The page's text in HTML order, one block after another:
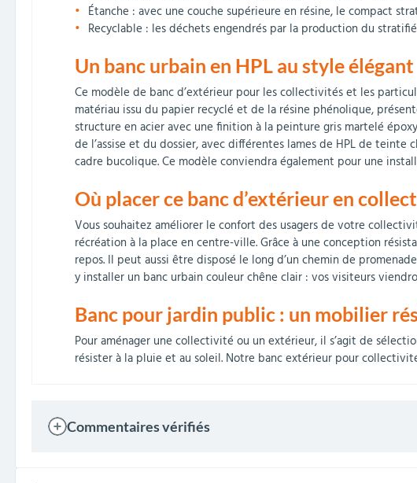
Étanche : avec une couche supérieure en résine, le compact
Recyclable : les déchets engendrés par la production du
Un banc urbain en HPL au style élégant
Ce modèle de banc d’extérieur pour les collectivités et les
matériau issu du papier recyclé et de la résine phénolique,
structure en acier avec une finition à la peinture gris martelé
de l’assise et du dossier, avec différentes lames de HPL de
cadre bucolique. Ce modèle conviendra également pour une
Où placer ce banc d’extérieur en
Vous souhaitez améliorer le confort des usagers de votre
récréation à la place en centre-ville. Grâce à une conception
repos. Il peut aussi être disposé le long d’un chemin de
y installer un banc urbain couleur chêne clair : vos visiteurs
Banc pour jardin public : un mobilier
Pour aménager une collectivité ou un extérieur, il s’agit de
résister à la pluie et au soleil. Notre banc extérieur pour
Commentaires vérifiés